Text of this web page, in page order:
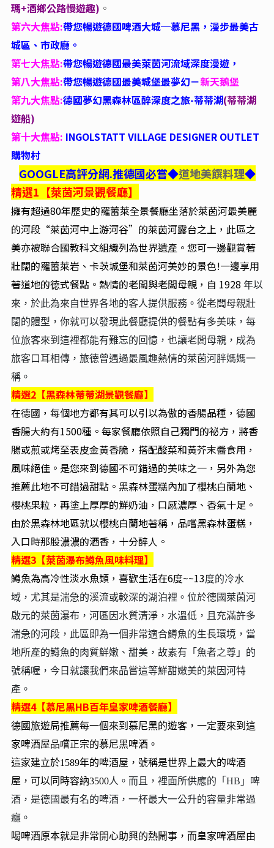
瑪+酒鄉公路慢遊趣) 。
第六大焦點:帶您暢遊德國啤酒大城─慕尼黑，漫步最美古
城區、市政廳。
第七大焦點:帶您暢遊德國最美萊茵河流域深度漫遊，
第八大焦點:帶您暢遊德國最美城堡最夢幻－新天鵝堡
第九大焦點:德國夢幻黑森林區醉深度之旅-蒂蒂湖(蒂蒂湖
遊船)
第十大焦點: INGOLSTATT VILLAGE DESIGNER OUTLET
購物村
GOOGLE高評分網.推德國必嘗◆道地美饌料理◆
精選1【萊茵河景觀餐廳】
擁有超過80年歷史的羅蕾萊全景餐廳坐落於萊茵河最美麗
的河段“萊茵河中上游河谷”的萊茵河露台之上，此區之
美亦被聯合國教科文組織列為世界遺產。您可一邊觀賞著
壯闊的羅蕾萊岩、卡茨城堡和萊茵河美妙的景色!一邊享用
著道地的徳式餐點。熱情的老闆與老闆母親，自 1928 年以
來，於此為來自世界各地的客人提供服務。從老闆母親壯
闊的體型，你就可以發現此餐廳提供的餐點有多美味，每
位旅客來到這裡都能有難忘的回憶，也讓老闆母親，成為
旅客口耳相傳，旅徳曾遇過最風趣熱情的萊茵河胖媽媽一
稱。
精選2【黑森林蒂蒂湖景觀餐廳】
在德國，每個地方都有其可以引以為傲的香腸品種，德國
香腸大約有1500種。每家餐廳依照自己獨門的祕方，將香
腸或煎或烤至表皮金黃香脆，搭配酸菜和黃芥末醬食用，
風味絕佳。是您來到德國不可錯過的美味之一，另外為您
推薦此地不可錯過甜點。黑森林蛋糕內加了櫻桃白蘭地、
櫻桃果粒，再塗上厚厚的鮮奶油，口感濃厚、香氣十足。
由於黑森林地區就以櫻桃白蘭地著稱，品嚐黑森林蛋糕，
入口時那股濃濃的酒香，十分醉人。
精選3【萊茵瀑布鱒魚風味料理】
鱒魚為高冷性淡水魚類，喜歡生活在6度~~13度的冷水
域，尤其是湍急的溪流或較深的湖泊裡。位於德國萊茵河
啟元的萊茵瀑布，河區因水質清淨，水溫低，且充滿許多
湍急的河段，此區即為一個非常適合鱒魚的生長環境，當
地所產的鱒魚的肉質鮮嫩、甜美，故素有「魚者之尊」的
號稱喔，今日就讓我們來品嘗這等鮮甜嫩美的萊因河特
產。
精選4【慕尼黑HB百年皇家啤酒餐廳】
德國旅遊局推薦每一個來到慕尼黑的遊客，一定要來到這
家啤酒屋品嚐正宗的慕尼黑啤酒。
這家建立於1589年的啤酒屋，號稱是世界上最大的啤酒
屋，可以同時容納3500人。而且，裡面所供應的「HB」啤
酒，是德國最有名的啤酒，一杯最大一公升的容量非常過
癮。
喝啤酒原本就是非常開心助興的熱鬧事，而皇家啤酒屋由